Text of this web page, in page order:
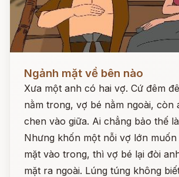
Ngảnh mặt về bên nào
Xưa một anh có hai vợ. Cứ đêm
nằm trong, vợ bé nằm ngoài, còn
chen vào giữa. Ai chẳng bảo thế
Nhưng khốn một nỗi vợ lớn
mặt vào trong, thì vợ bé lại đòi
mặt ra ngoài. Lúng túng không